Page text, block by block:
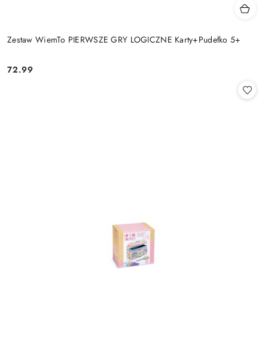
Zestaw WiemTo PIERWSZE GRY LOGICZNE Karty+Pudełko 5+
Cena:
72.99